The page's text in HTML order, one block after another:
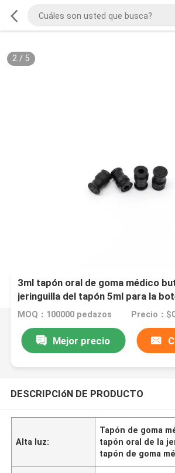
2/ 5
3ml tapón oral de goma médico
jeringuilla del tapón 5ml para la
MOQ：100000 pedazos
Mejor precio
DESCRIPCIóN DE PRODUCTO
Alta luz:
Tapón de goma
tapón oral de la
tapón de goma